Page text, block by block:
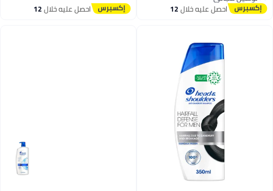
احصل عليه خلال12
اغسطس
احصل عليه خلال12
اغسطس